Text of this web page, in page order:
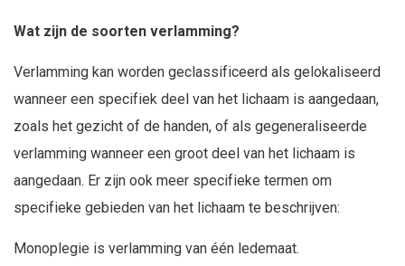
Wat zijn de soorten verlamming?
Verlamming kan worden geclassificeerd als gelokaliseerd
wanneer een specifiek deel van het lichaam is aangedaan,
zoals het gezicht of de handen, of als gegeneraliseerde
verlamming wanneer een groot deel van het lichaam is
aangedaan. Er zijn ook meer specifieke termen om
specifieke gebieden van het lichaam te beschrijven:
Monoplegie is verlamming van één ledemaat.